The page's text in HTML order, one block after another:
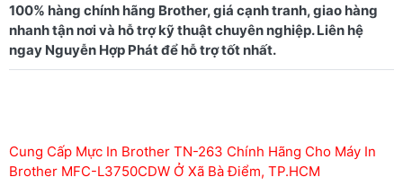
100% hàng chính hãng Brother, giá cạnh tranh, giao hàng
nhanh tận nơi và hỗ trợ kỹ thuật chuyên nghiệp. Liên hệ
Cung Cấp Mực In Brother TN-263 Chính Hãng Cho Máy In
Brother MFC-L3750CDW Ở Xã Bà Điểm, TP.HCM